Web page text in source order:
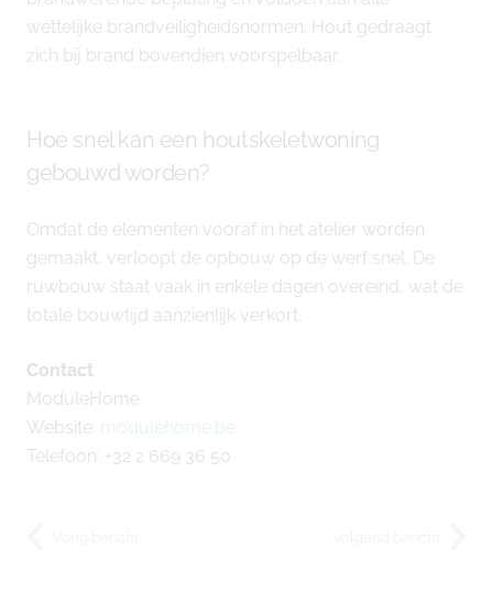
wettelijke brandveiligheidsnormen. Hout gedraagt
zich bij brand bovendien voorspelbaar.
Hoe snel kan een houtskeletwoning
gebouwd worden?
Omdat de elementen vooraf in het atelier worden
gemaakt, verloopt de opbouw op de werf snel. De
ruwbouw staat vaak in enkele dagen overeind, wat de
totale bouwtijd aanzienlijk verkort.
Contact
ModuleHome
Website: modulehome.be
Telefoon: +32 2 669 36 50